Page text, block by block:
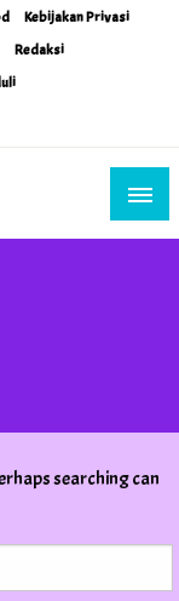
Kebijakan Privasi
Redaksi
searching can